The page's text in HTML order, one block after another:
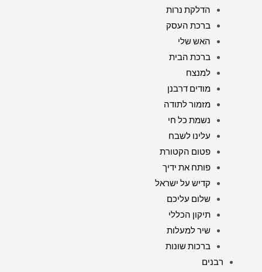
הדלקת נרות
ברכת העסק
האש שלי
ברכת הבית
למנצח
מודים דרבנן
מזמור לתודה
נשמת כל חי
עלינו לשבח
פטום הקטורת
פותח את ידיך
קדיש על ישראל
שלום עליכם
תיקון הכללי
שיר למעלות
ברכות שונות
רבנים